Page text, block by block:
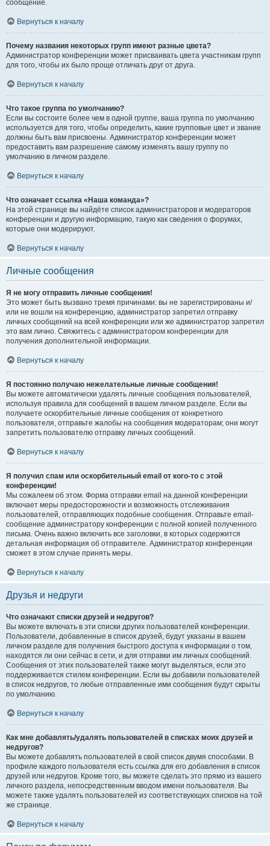
сообщение.
Вернуться к началу
Почему названия некоторых групп имеют разные цвета?
Администратор конференции может присваивать цвета участникам групп
для того, чтобы их было проще отличать друг от друга.
Вернуться к началу
Что такое группа по умолчанию?
Если вы состоите более чем в одной группе, ваша группа по умолчанию
используется для того, чтобы определить, какие групповые цвет и звание
должны быть вам присвоены. Администратор конференции может
предоставить вам разрешение самому изменять вашу группу по
умолчанию в личном разделе.
Вернуться к началу
Что означает ссылка «Наша команда»?
На этой странице вы найдёте список администраторов и модераторов
конференции и другую информацию, такую как сведения о форумах,
которые они модерируют.
Вернуться к началу
Личные сообщения
Я не могу отправить личные сообщения!
Это может быть вызвано тремя причинами: вы не зарегистрированы и/
или не вошли на конференцию, администратор запретил отправку
личных сообщений на всей конференции или же администратор запретил
это вам лично. Свяжитесь с администратором конференции для
получения дополнительной информации.
Вернуться к началу
Я постоянно получаю нежелательные личные сообщения!
Вы можете автоматически удалять личные сообщения пользователей,
используя правила для сообщений в вашем личном разделе. Если вы
получаете оскорбительные личные сообщения от конкретного
пользователя, отправьте жалобы на сообщения модераторам; они могут
запретить пользователю отправку личных сообщений.
Вернуться к началу
Я получил спам или оскорбительный email от кого-то с этой
конференции!
Мы сожалеем об этом. Форма отправки email на данной конференции
включает меры предосторожности и возможность отслеживания
пользователей, отправляющих подобные сообщения. Отправьте email-
сообщение администратору конференции с полной копией полученного
письма. Очень важно включить все заголовки, в которых содержится
детальная информация об отправителе. Администратор конференции
сможет в этом случае принять меры.
Вернуться к началу
Друзья и недруги
Что означают списки друзей и недругов?
Вы можете включать в эти списки других пользователей конференции.
Пользователи, добавленные в список друзей, будут указаны в вашем
личном разделе для получения быстрого доступа к информации о том,
находятся ли они сейчас в сети, и для отправки им личных сообщений.
Сообщения от этих пользователей также могут выделяться, если это
поддерживается стилем конференции. Если вы добавили пользователей
в список недругов, то любые отправленные ими сообщения будут скрыты
по умолчанию.
Вернуться к началу
Как мне добавлять/удалять пользователей в списках моих друзей и
недругов?
Вы можете добавлять пользователей в свой список двумя способами. В
профиле каждого пользователя есть ссылка для его добавления в список
друзей или недругов. Кроме того, вы можете сделать это прямо из вашего
личного раздела, непосредственным вводом имени пользователя. Вы
можете также удалять пользователей из соответствующих списков на той
же странице.
Вернуться к началу